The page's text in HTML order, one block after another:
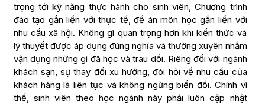
trọng tới kỹ năng thực hành cho sinh viên, Chương trình
đào tạo gắn liền với thực tế, đề án môn học gắn liền với
nhu cầu xã hội. Không gì quan trọng hơn khi kiến thức và
lý thuyết được áp dụng đúng nghĩa và thường xuyên nhằm
vận dụng những gì đã học và trau dồi. Riêng đối với ngành
khách sạn, sự thay đổi xu hướng, đòi hỏi về nhu cầu của
khách hàng là liên tục và không ngừng biến đổi. Chính vì
thế, sinh viên theo học ngành này phải luôn cập nhật